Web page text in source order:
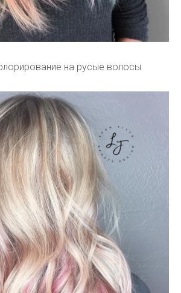
на русые волосы